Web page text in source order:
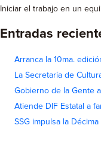
Iniciar el trabajo en un
Entradas
Arranca la 10ma.
La Secretaría de
Gobierno de la Gente
Atiende DIF Estatal a
SSG impulsa la